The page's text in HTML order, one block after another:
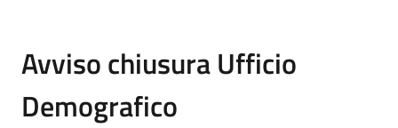
Avviso chiusura Ufficio
Demografico